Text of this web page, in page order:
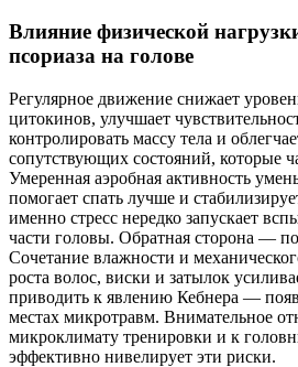
Влияние физической
псориаза на голове
Регулярное движение снижает
цитокинов, улучшает
контролировать массу тела и
сопутствующих состояний, которые
Умеренная аэробная активность
помогает спать лучше и
именно стресс нередко запускает
части головы. Обратная сторона —
Сочетание влажности и
роста волос, виски и затылок
приводить к явлению Кебнера —
местах микротравм. Внимательное
микроклимату тренировки и к
эффективно нивелирует эти риски.